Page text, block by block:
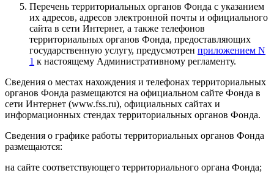
Перечень территориальных органов Фонда с указанием
их адресов, адресов электронной почты и официального
сайта в сети Интернет, а также телефонов
территориальных органов Фонда, предоставляющих
государственную услугу, предусмотрен приложением N
1 к настоящему Административному регламенту.
Сведения о местах нахождения и телефонах территориальных
органов Фонда размещаются на официальном сайте Фонда в
сети Интернет (www.fss.ru), официальных сайтах и
информационных стендах территориальных органов Фонда.
Сведения о графике работы территориальных органов Фонда
размещаются:
на сайте соответствующего территориального органа Фонда;